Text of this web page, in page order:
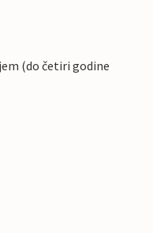
(do četiri godine